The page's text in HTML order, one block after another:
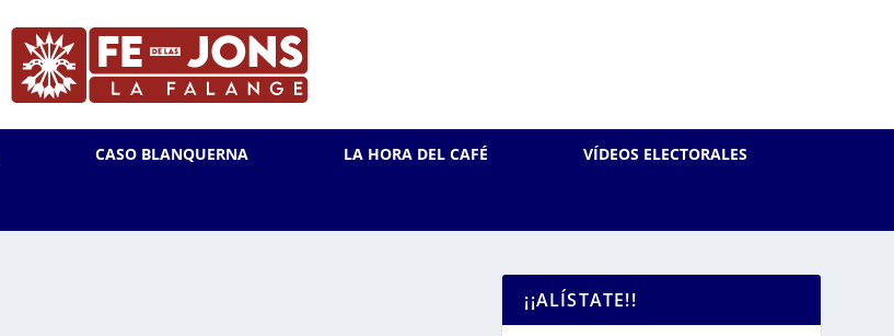
CASO BLANQUERNA LA HORA DEL CAFÉ
VÍDEOS ELECTORALES
¡¡ALÍSTATE!!